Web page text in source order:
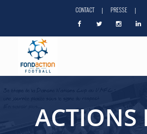
CONTACT | PRESSE |
ACTIONS